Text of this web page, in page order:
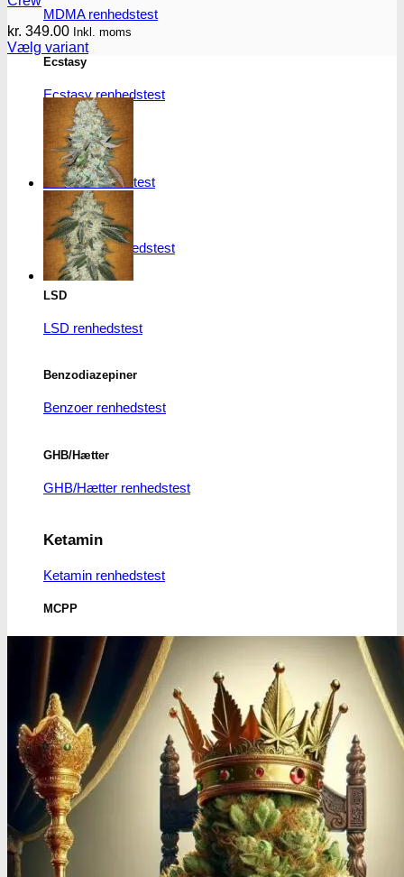
MDMA renhedstest
Ecstasy
Ecstasy renhedstest
Heroin
Heroin renhedstest
Badesalte
Badesalte renhedstest
LSD
LSD renhedstest
Benzodiazepiner
Benzoer renhedstest
GHB/Hætter
GHB/Hætter renhedstest
Ketamin
Ketamin renhedstest
MCPP
MCPP test
Opiater
Opiater renhedstest
THC/Cannabinoider
THC test
Cannabinoider test
Robadope
kr. 349.00 Inkl. moms
Vælg variant
varianter.
Mulighederne
varesiden